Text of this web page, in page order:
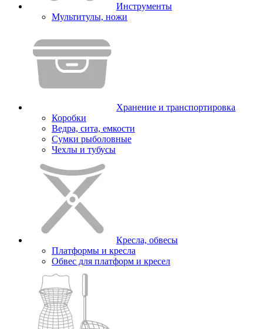
Инструменты
Мультитулы, ножи
Хранение и транспортировка
Коробки
Ведра, сита, емкости
Сумки рыболовные
Чехлы и тубусы
Кресла, обвесы
Платформы и кресла
Обвес для платформ и кресел